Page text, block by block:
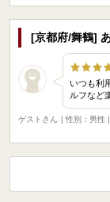
[京都府/舞鶴]
いつも利
ルフなど
ゲストさん
| 性別：男性